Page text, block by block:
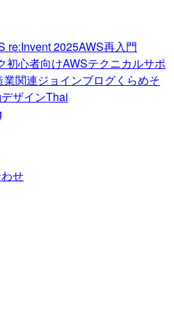
re:Invent 2025AWS再入門
初心者向けAWSテクニカルサポ
業関連ジョインブログくらめそ
デザインThai
せ